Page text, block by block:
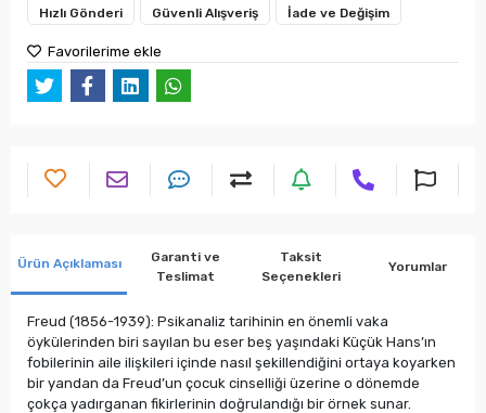
Hızlı Gönderi Güvenli Alışveriş İade ve Değişim
Favorilerime ekle
Ürün Açıklaması
Garanti ve
Teslimat
Taksit
Seçenekleri
Yorumlar
Freud (1856-1939): Psikanaliz tarihinin en önemli vaka
öykülerinden biri sayılan bu eser beş yaşındaki Küçük Hans’ın
fobilerinin aile ilişkileri içinde nasıl şekillendiğini ortaya koyarken
bir yandan da Freud’un çocuk cinselliği üzerine o dönemde
çokça yadırganan fikirlerinin doğrulandığı bir örnek sunar.